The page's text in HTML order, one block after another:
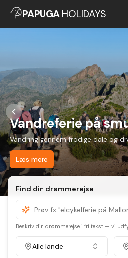
PAPUGAHOLIDAYS
Vandreferie på
Vandring gennem frodige dale og
Læs mere
Find din drømmerejse
Beskriv din drømmerejse i fri tekst — vi
Alle lande